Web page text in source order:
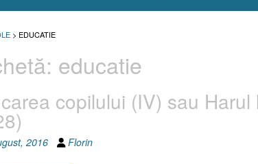
> EDUCATIE
educatie
copilului (IV) sau
2016 Florin